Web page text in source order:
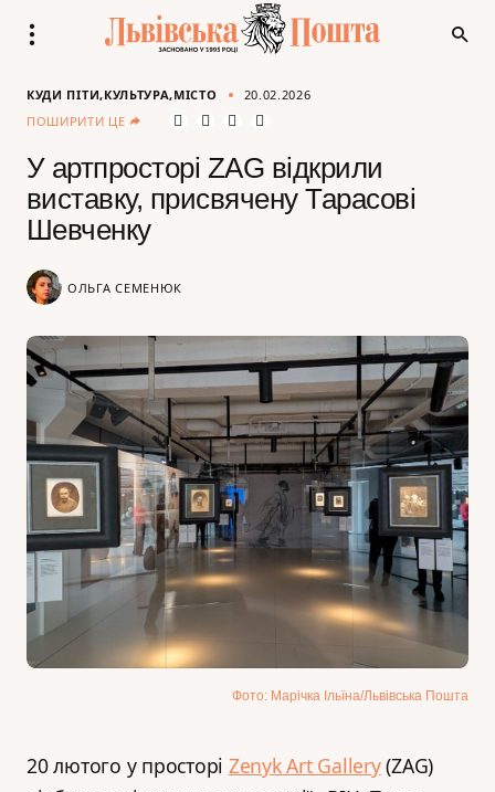
КУДИ ПІТИ КУЛЬТУРА МІСТО
20.02.2026
ПОШИРИТИ ЦЕ
У артпросторі ZAG відкрили
виставку, присвячену Тарасові
Шевченку
ОЛЬГА СЕМЕНЮК
Фото: Марічка Ільїна/Львівська Пошта
20 лютого у просторі Zenyk Art Gallery(ZAG)